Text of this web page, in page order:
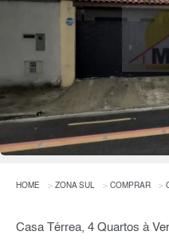
HOME ZONA SUL COMPRAR